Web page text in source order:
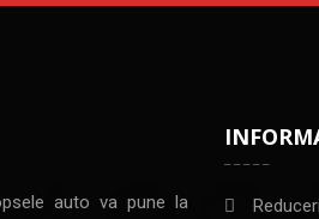
auto va pune la